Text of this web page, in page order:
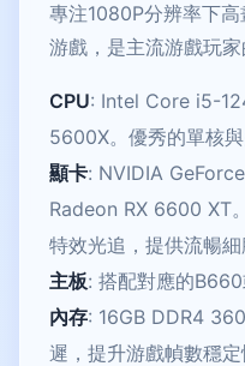
專注1080P分辨率下
游戲，是主流游戲玩家
CPU: Intel Core i5-
5600X。優秀的單核與
顯卡: NVIDIA
Radeon RX 6600 XT
特效光追，提供流暢細
主板: 搭配對應的B660
內存: 16GB DDR4
遲，提升游戲幀數穩定